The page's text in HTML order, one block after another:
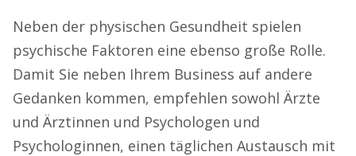
Neben der physischen Gesundheit spielen
psychische Faktoren eine ebenso große Rolle.
Damit Sie neben Ihrem Business auf andere
Gedanken kommen, empfehlen sowohl Ärzte
und Ärztinnen und Psychologen und
Psychologinnen, einen täglichen Austausch mit